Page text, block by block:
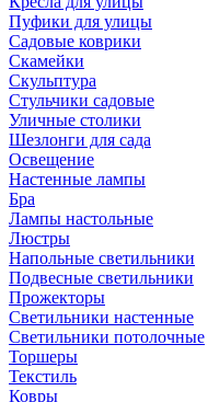
Пуфики для улицы
Садовые коврики
Скамейки
Скульптура
Стульчики садовые
Уличные столики
Шезлонги для сада
Освещение
Hастенные лампы
Бра
Лампы настольные
Люстры
Напольные светильники
Подвесные светильники
Прожекторы
Светильники настенные
Светильники потолочные
Торшеры
Текстиль
Ковры